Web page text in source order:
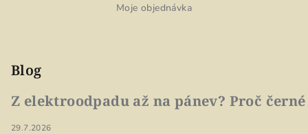
Moje objednávka
Blog
Z elektroodpadu až na pánev? Proč
29.7.2026